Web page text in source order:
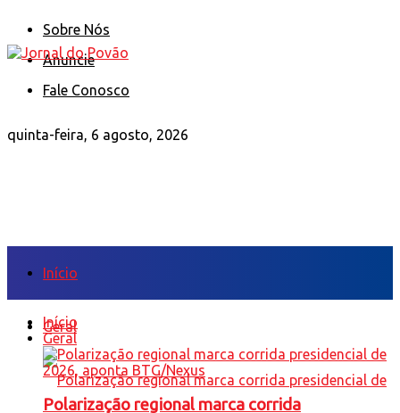
Sobre Nós
Anuncie
Fale Conosco
quinta-feira, 6 agosto, 2026
Início
Geral
Início
Geral
Polarização regional marca corrida